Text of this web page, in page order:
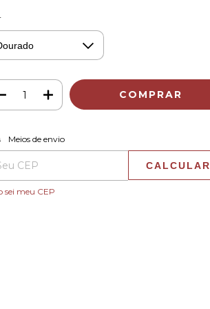
para o CEP:
Meios de envio
CALCULAR
sei meu CEP